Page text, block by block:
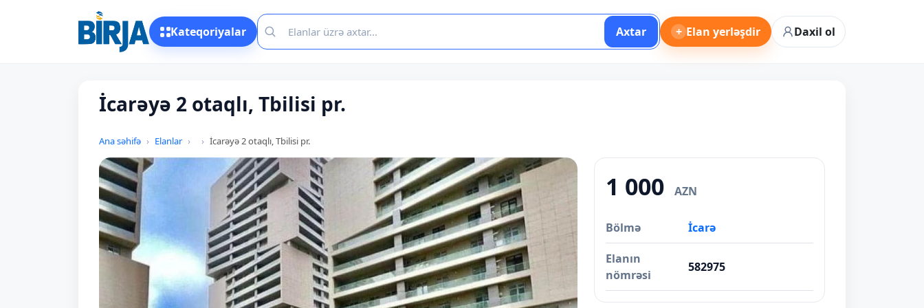
Kateqoriyalar Axtar + Elan yerləşdir Daxil ol
İcarəyə 2 otaqlı, Tbilisi pr.
Ana səhifə Elanlar İcarəyə 2 otaqlı, Tbilisi pr.
1 000 AZN
Bölmə İcarə
Elanın
nömrəsi
582975